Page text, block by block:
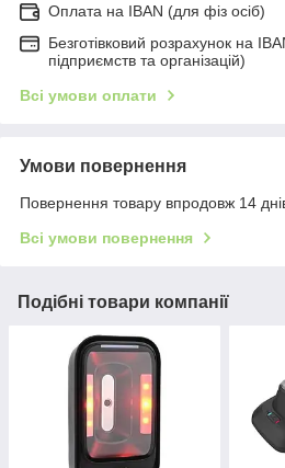
Оплата на IBAN (для фіз осіб)
Безготівковий розрахунок на
підприємств та організацій)
Всі умови оплати
Умови повернення
Повернення товару впродовж 14
Всі умови повернення
Подібні товари компанії